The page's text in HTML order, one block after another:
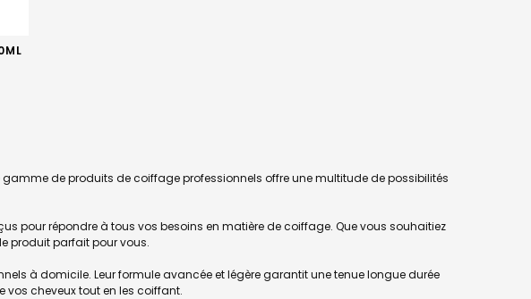
gamme de produits de coiffage professionnels offre une multitude de possibilités
pour répondre à tous vos besoins en matière de coiffage. Que vous souhaitiez
produit parfait pour vous.
à domicile. Leur formule avancée et légère garantit une tenue longue durée
vos cheveux tout en les coiffant.